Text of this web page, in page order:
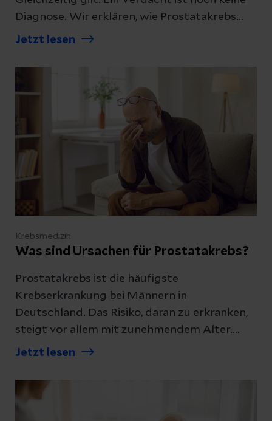
Diagnose. Wir erklären, wie Prostatakrebs
diagnostiziert wird und was die Ergebnisse
Jetzt lesen
Krebsmedizin
Was sind Ursachen für Prostatakrebs?
Prostatakrebs ist die häufigste
Krebserkrankung bei Männern in
Deutschland. Das Risiko, daran zu erkranken,
steigt vor allem mit zunehmendem Alter.
Gleichzeitig gilt: Nicht jeder Mann mit
Prostatatumoren wachsen langsam. Wir
erklären, welche Ursachen und Risikofaktoren
heute bekannt und wie sie einzuordnen sind.
Jetzt lesen